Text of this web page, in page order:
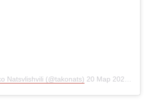
Natsvlishvili (@takonats) 20 Мар 2020 в 8:35 PDT